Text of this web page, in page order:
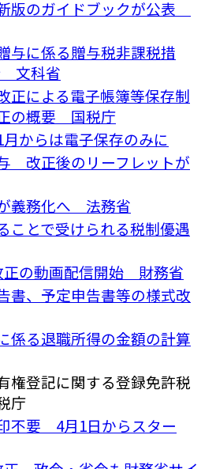
版のガイドブックが公表
与に係る贈与税非課税措
文科省
正による電子帳簿等保存制
の概要 国税庁
からは電子保存のみに
改正後のリーフレットが
義務化へ 法務省
ことで受けられる税制優遇
正の動画配信開始 財務省
書、予定申告書等の様式改
係る退職所得の金額の計算
権登記に関する登録免許税
庁
不要 4月1日からスター